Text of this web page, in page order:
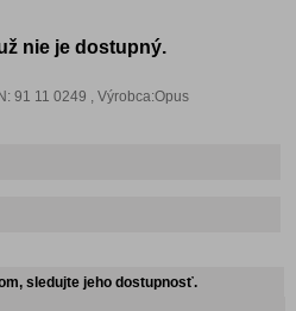
nie je dostupný.
91 11 0249 , Výrobca:Opus
sledujte jeho dostupnosť.